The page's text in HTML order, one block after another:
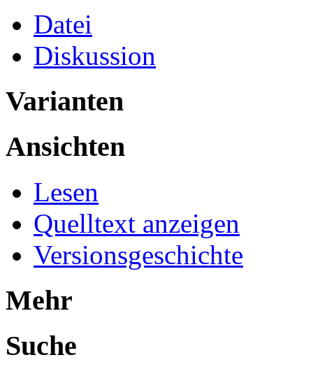
Datei
Diskussion
Varianten
Ansichten
Lesen
Quelltext anzeigen
Versionsgeschichte
Mehr
Suche